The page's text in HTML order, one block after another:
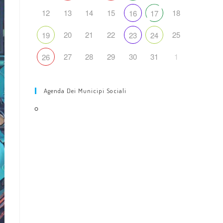
web
12 13 14 15 16 17 18
19 20 21 22 23 24 25
26 27 28 29 30 31 1
Agenda Dei Municipi Sociali